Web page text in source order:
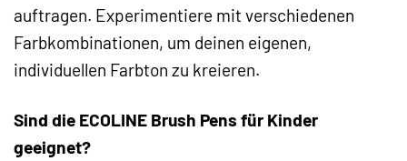
auftragen. Experimentiere mit verschiedenen
Farbkombinationen, um deinen eigenen,
individuellen Farbton zu kreieren.
Sind die ECOLINE Brush Pens für Kinder
geeignet?